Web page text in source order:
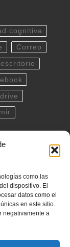
como las
dispositivo. El
datos como el
en este sitio.
negativamente a
cognitiva
Correo
escritorio